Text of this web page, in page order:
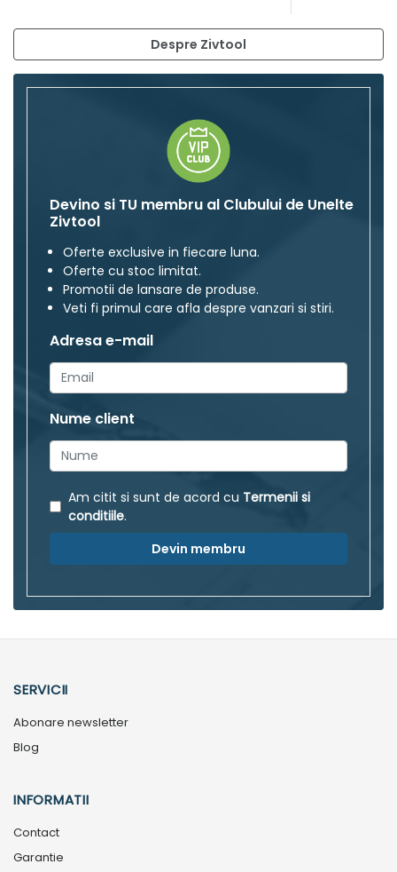
Despre Zivtool
Devino si TU membru al Clubului de Unelte
Zivtool
Oferte exclusive in fiecare luna.
Oferte cu stoc limitat.
Promotii de lansare de produse.
Veti fi primul care afla despre vanzari si stiri.
Adresa e-mail
Nume client
Am citit si sunt de acord cu Termenii si
conditiile.
Devin membru
SERVICII
Abonare newsletter
Blog
INFORMATII
Contact
Garantie